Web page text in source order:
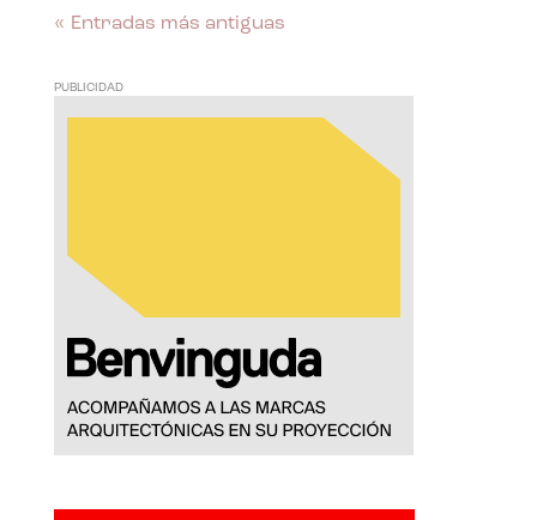
« Entradas más antiguas
PUBLICIDAD